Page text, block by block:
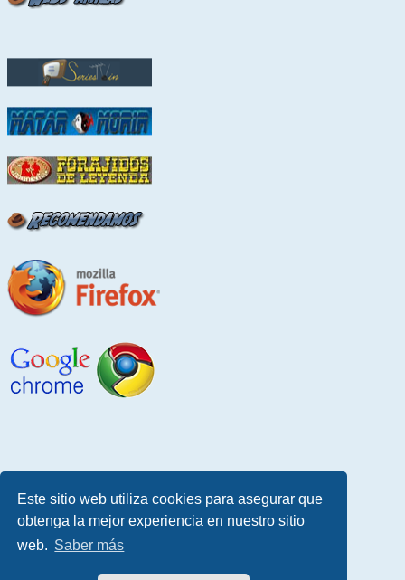
Este sitio web utiliza cookies para asegurar que
obtenga la mejor experiencia en nuestro sitio
web. Saber más